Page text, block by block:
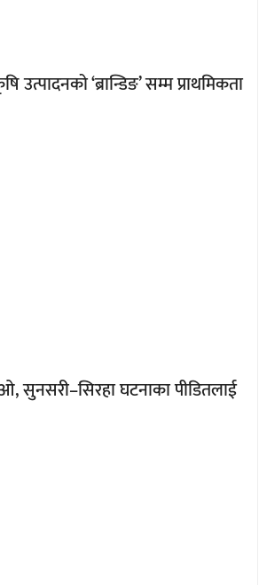
‘ब्रान्डिङ’ सम्म प्राथमिकता
सुनसरी–सिरहा घटनाका पीडितलाई